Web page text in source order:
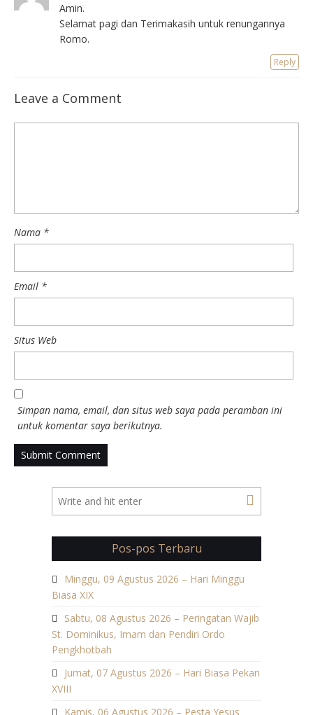
Amin.
Selamat pagi dan Terimakasih untuk renungannya
Romo.
Reply
Leave a Comment
Nama *
Email *
Situs Web
Simpan nama, email, dan situs web saya pada peramban ini
untuk komentar saya berikutnya.
Pos-pos Terbaru
Minggu, 09 Agustus 2026 – Hari Minggu
Biasa XIX
Sabtu, 08 Agustus 2026 – Peringatan Wajib
St. Dominikus, Imam dan Pendiri Ordo
Pengkhotbah
Jumat, 07 Agustus 2026 – Hari Biasa Pekan
XVIII
Kamis, 06 Agustus 2026 – Pesta Yesus